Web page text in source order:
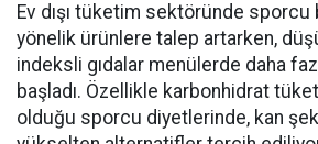
Ev dışı tüketim sektöründe
yönelik ürünlere talep artarken,
indeksli gıdalar menülerde daha
başladı. Özellikle karbonhidrat
olduğu sporcu diyetlerinde, kan